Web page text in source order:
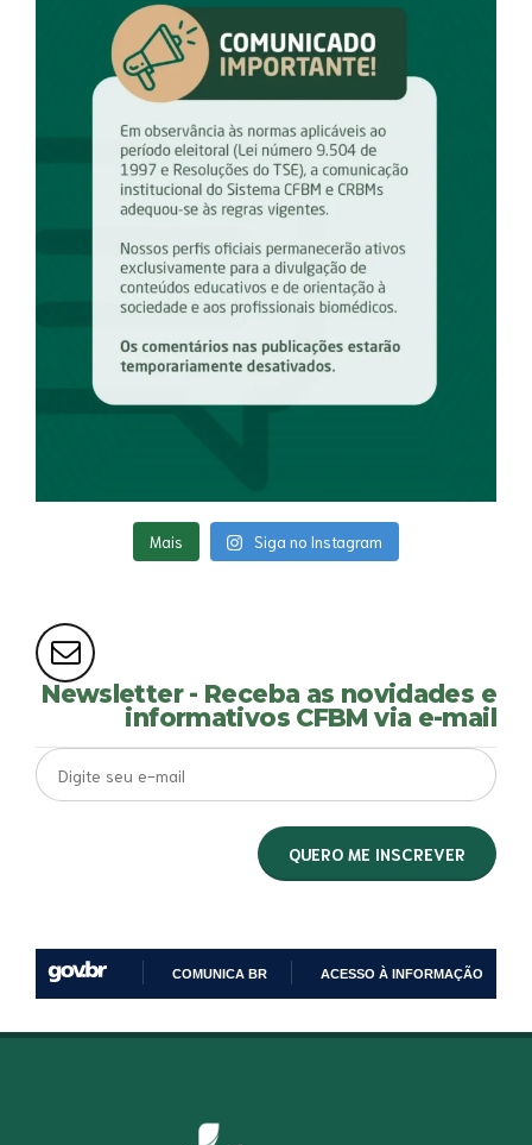
Mais Siga no Instagram
Newsletter - Receba as novidades e
informativos CFBM via e-mail
PARA
COMUNICA BR ACESSO À INFORMAÇÃO